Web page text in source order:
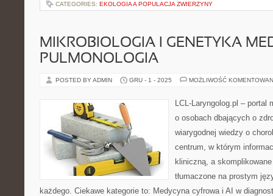
CATEGORIES: EKOLOGIA A POPULACJA ZWIERZYNY
MIKROBIOLOGIA I GENETYKA
PULMONOLOGIA
POSTED BY ADMIN GRU - 1 - 2025 MOŻLIWOŚĆ
LCL-Laryngolog.pl –
o osobach dbających o
wiarygodnej wiedzy o
centrum, w którym
kliniczną, a
tłumaczone na prostym
każdego. Ciekawe kategorie to: Medycyna cyfrowa i AI w